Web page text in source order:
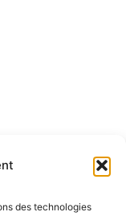
des technologies